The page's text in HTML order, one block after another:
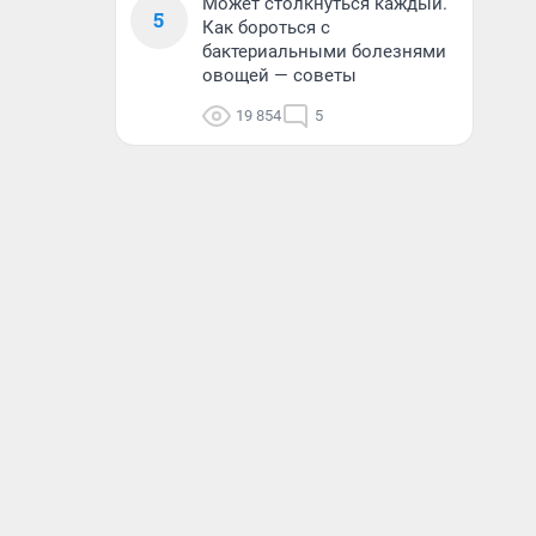
5
Как бороться с
бактериальными болезнями
овощей — советы
19 854 5